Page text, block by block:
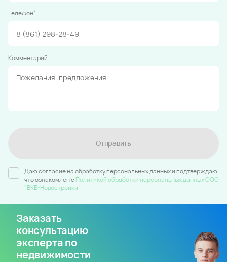
Телефон*
Комментарий
Отправить
Даю согласие на обработку персональных данных и подтверждаю,
что ознакомлен c Политикой обработки персональных данных ООО
"ВКБ-Новостройки
Заказать
консультацию
эксперта по
недвижимости